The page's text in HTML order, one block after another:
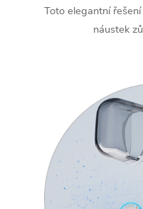
Toto elegantní
náustek